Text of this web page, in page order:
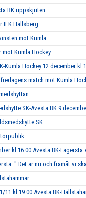
BK uppskjuten
IFK Hallsberg
mot Kumla
Kumla Hockey
Kumla Hockey 12 december kl
match mot Kumla
SK-Avesta BK 9
SK
kl 16.00 Avesta BK-Fagersta
" Det är nu och framåt vi
11 kl 19:00 Avesta BK-